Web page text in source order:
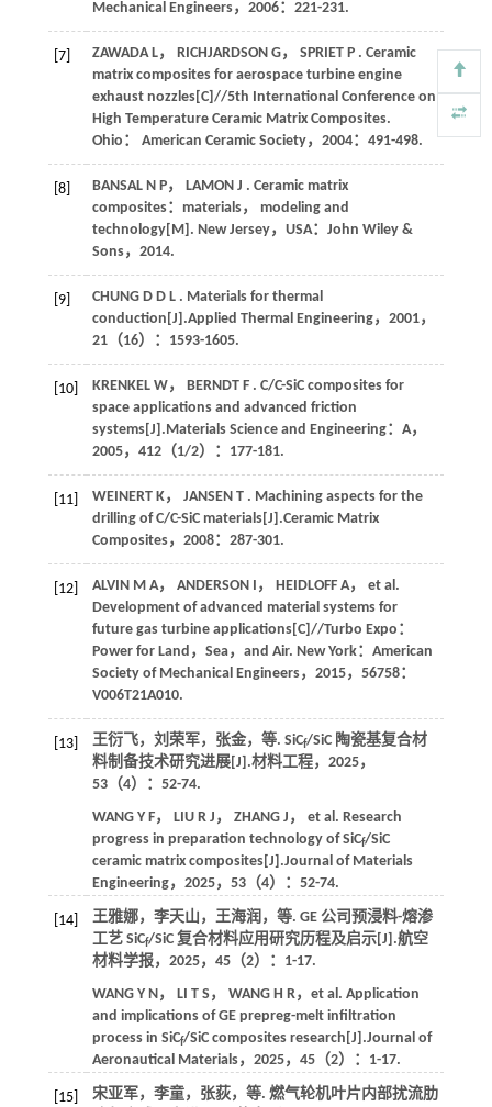
Mechanical Engineers， 2006：221-231.
[7] ZAWADA L， RICHJARDSON G， SPRIET P . Ceramic
matrix composites for aerospace turbine engine
exhaust nozzles[C]//5th International Conference on
High Temperature Ceramic Matrix Composites.
Ohio： American Ceramic Society， 2004：491-498.
[8] BANSAL N P， LAMON J . Ceramic matrix
composites：materials， modeling and
technology[M]. New Jersey，USA：John Wiley &
Sons， 2014.
[9] CHUNG D D L . Materials for thermal
conduction[J].Applied Thermal Engineering， 2001，
21（16）：1593-1605.
[10] KRENKEL W， BERNDT F . C/C-SiC composites for
space applications and advanced friction
systems[J].Materials Science and Engineering：A，
2005， 412（1/2）：177-181.
[11] WEINERT K， JANSEN T . Machining aspects for the
drilling of C/C-SiC materials[J].Ceramic Matrix
Composites， 2008：287-301.
[12] ALVIN M A， ANDERSON I ， HEIDLOFF A， et al.
Development of advanced material systems for
future gas turbine applications[C]//Turbo Expo：
Power for Land，Sea，and Air. New York：American
Society of Mechanical Engineers， 2015， 56758：
V006T21A010.
[13] 王衍飞，刘荣军，张金， 等. SiCf/SiC 陶瓷基复合材
料制备技术研究进展[J].材料工程， 2025，
53（4）：52-74.
WANG Y F， LIU R J ， ZHANG J ， et al. Research
progress in preparation technology of SiCf/SiC
ceramic matrix composites[J].Journal of Materials
Engineering， 2025， 53（4）：52-74.
[14] 王雅娜，李天山，王海润， 等. GE 公司预浸料-熔渗
工艺 SiCf/SiC 复合材料应用研究历程及启示[J].航空
材料学报， 2025， 45（2）：1-17.
WANG Y N， LI T S ， WANG H R， et al. Application
and implications of GE prepreg-melt infiltration
process in SiCf/SiC composites research[J].Journal of
Aeronautical Materials， 2025， 45（2）：1-17.
[15] 宋亚军，李童，张荻， 等. 燃气轮机叶片内部扰流肋